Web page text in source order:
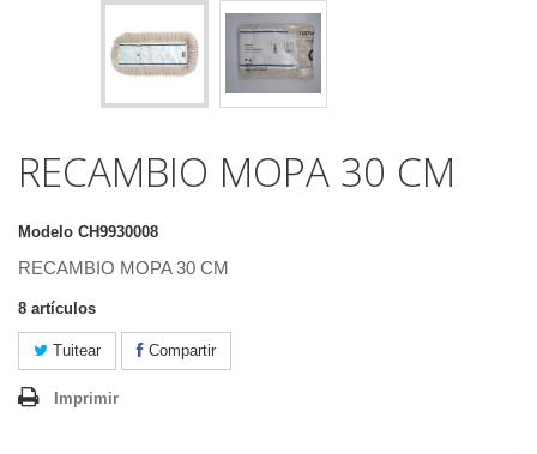
RECAMBIO MOPA 30 CM
Modelo CH9930008
RECAMBIO MOPA 30 CM
8 artículos
Tuitear Compartir
Imprimir